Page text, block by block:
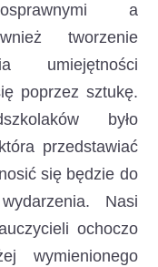
a
tworzenie
umiejętności
poprzez sztukę.
było
przedstawiać
się będzie do
Nasi
ochoczo
wymienionego